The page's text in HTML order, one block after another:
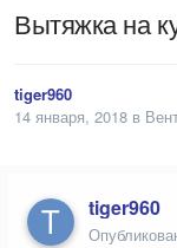
Вытяжка на
tiger960
14 января, 2018 в
tiger960